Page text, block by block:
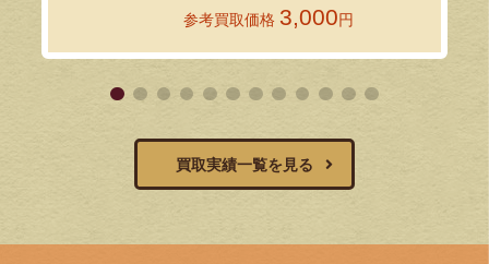
ヤーを宅配買取にてお送りいただ
きました
参考買取価格 3,000円
買取実績一覧を見る